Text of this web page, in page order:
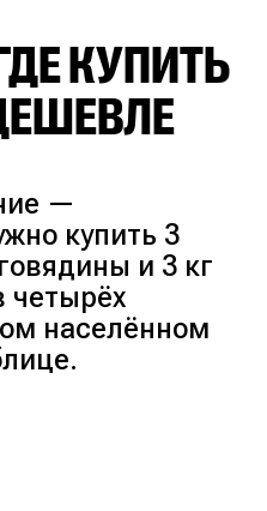
КУПИТЬ
—
купить 3
и 3 кг
четырёх
населённом